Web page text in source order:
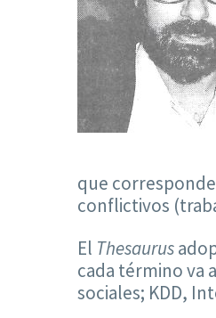
que
conflictivos
El Thesaurus
cada término va
sociales; KDD,